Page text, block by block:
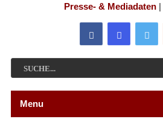
Presse- & Mediadaten|
Menu